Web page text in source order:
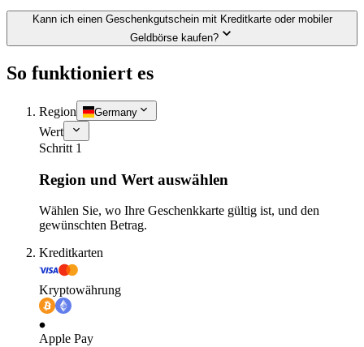
Kann ich einen Geschenkgutschein mit Kreditkarte oder mobiler
Geldbörse kaufen?
So funktioniert es
Region Germany
Wert
Schritt 1
Region und Wert auswählen
Wählen Sie, wo Ihre Geschenkkarte gültig ist, und den
gewünschten Betrag.
Kreditkarten
Kryptowährung
Apple Pay